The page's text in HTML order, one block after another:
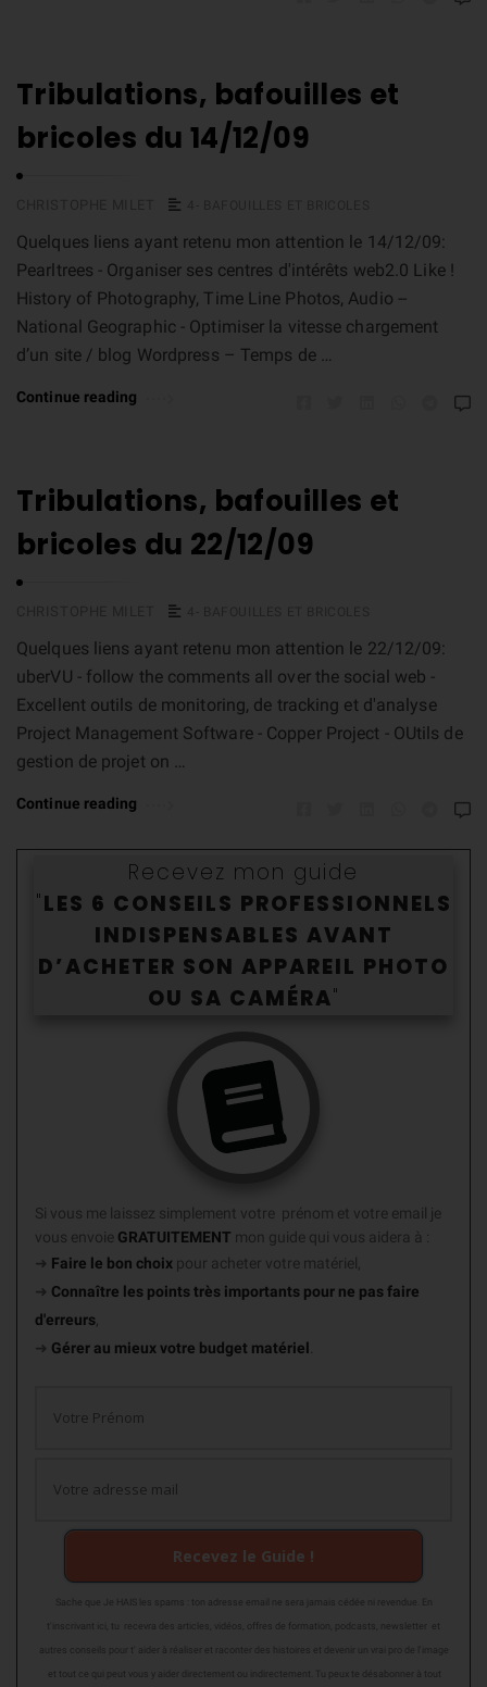
Tribulations, bafouilles et
bricoles du 14/12/09
Quelques liens ayant retenu mon attention le 14/12/09:
Pearltrees - Organiser ses centres d'intérêts web2.0 Like !
History of Photography, Time Line Photos, Audio --
National Geographic - Optimiser la vitesse chargement
d’un site / blog Wordpress – Temps de …
Continue reading
Tribulations, bafouilles et
bricoles du 22/12/09
Quelques liens ayant retenu mon attention le 22/12/09:
uberVU - follow the comments all over the social web -
Excellent outils de monitoring, de tracking et d'analyse
Project Management Software - Copper Project - OUtils de
gestion de projet on …
Continue reading
Recevez mon guide
"LES 6 CONSEILS PROFESSIONNELS
INDISPENSABLES AVANT
D’ACHETER SON APPAREIL PHOTO
OU SA CAMÉRA"
Si vous me laissez simplement votre prénom et votre email je
vous envoie GRATUITEMENT mon guide qui vous aidera à :
➜ Faire le bon choix pour acheter votre matériel,
➜ Connaître les points très importants pour ne pas faire
d'erreurs
➜ Gérer au mieux votre budget matériel
Recevez le Guide !
Sache que Je HAIS les spams : ton adresse email ne sera jamais cédée ni revendue. En
t'inscrivant ici, tu recevra des articles, vidéos, offres de formation, podcasts, newsletter et
autres conseils pour t' aider à réaliser et raconter des histoires et devenir un vrai pro de l'image
et tout ce qui peut vous y aider directement ou indirectement. Tu peux te désabonner à tout